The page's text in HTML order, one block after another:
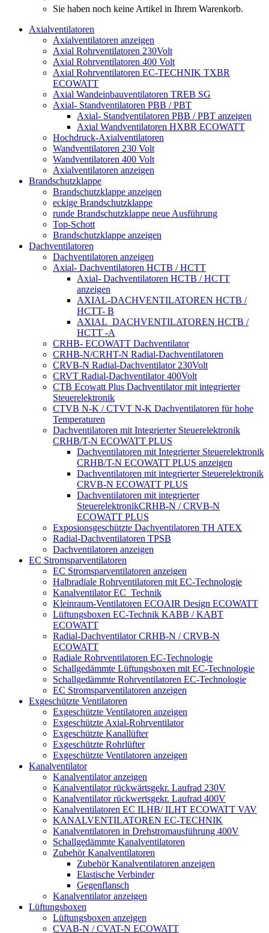
Sie haben noch keine Artikel in Ihrem Warenkorb.
Axialventilatoren
Axialventilatoren anzeigen
Axial Rohrventilatoren 230Volt
Axial Rohrventilatoren 400 Volt
Axial Rohrventilatoren EC-TECHNIK TXBR
ECOWATT
Axial Wandeinbauventilatoren TREB SG
Axial- Standventilatoren PBB / PBT
Axial- Standventilatoren PBB / PBT anzeigen
Axial Wandventilatoren HXBR ECOWATT
Hochdruck-Axialventilatoren
Wandventilatoren 230 Volt
Wandventilatoren 400 Volt
Axialventilatoren anzeigen
Brandschutzklappe
Brandschutzklappe anzeigen
eckige Brandschutzklappe
runde Brandschutzklappe neue Ausführung
Top-Schott
Brandschutzklappe anzeigen
Dachventilatoren
Dachventilatoren anzeigen
Axial- Dachventilatoren HCTB / HCTT
Axial- Dachventilatoren HCTB / HCTT
anzeigen
AXIAL-DACHVENTILATOREN HCTB /
HCTT- B
AXIAL_DACHVENTILATOREN HCTB /
HCTT -A
CRHB- ECOWATT Dachventilator
CRHB-N/CRHT-N Radial-Dachventilatoren
CRVB-N Radial-Dachventilator 230Volt
CRVT Radial-Dachventilator 400Volt
CTB Ecowatt Plus Dachventilator mit integrierter
Steuerelektronik
CTVB N-K / CTVT N-K Dachventilatoren für hohe
Temperaturen
Dachventilatoren mit Integrierter Steuerelektronik
CRHB/T-N ECOWATT PLUS
Dachventilatoren mit Integrierter Steuerelektronik
CRHB/T-N ECOWATT PLUS anzeigen
Dachventilatoren mit integrierter Steuerelektronik
CRVB-N ECOWATT PLUS
Dachventilatoren mit integrierter
SteuerelektronikCRHB-N / CRVB-N
ECOWATT PLUS
Exposionsgeschützte Dachventilatoren TH ATEX
Radial-Dachventilatoren TPSB
Dachventilatoren anzeigen
EC Stromsparventilatoren
EC Stromsparventilatoren anzeigen
Halbradiale Rohrventilatoren mit EC-Technologie
Kanalventilator EC_Technik
Kleinraum-Ventilatoren ECOAIR Design ECOWATT
Lüftungsboxen EC-Technik KABB / KABT
ECOWATT
Radial-Dachventilator CRHB-N / CRVB-N
ECOWATT
Radiale Rohrventilatoren EC-Technologie
Schallgedämmte Lüftungsboxen mit EC-Technologie
Schallgedämmte Rohrventilatoren EC-Technologie
EC Stromsparventilatoren anzeigen
Exgeschützte Ventilatoren
Exgeschützte Ventilatoren anzeigen
Exgeschützte Axial-Rohrventilator
Exgeschützte Kanallüfter
Exgeschützte Rohrlüfter
Exgeschützte Ventilatoren anzeigen
Kanalventilator
Kanalventilator anzeigen
Kanalventilator rückwärtsgekr. Laufrad 230V
Kanalventilator rückwertsgekr. Laufrad 400V
Kanalventilatoren EC ILHB/ ILHT ECOWATT VAV
KANALVENTILATOREN EC-TECHNIK
Kanalventilatoren in Drehstromausführung 400V
Schallgedämmte Kanalventilatoren
Zubehör Kanalventilatoren
Zubehör Kanalventilatoren anzeigen
Elastische Verbinder
Gegenflansch
Kanalventilator anzeigen
Lüftungsboxen
Lüftungsboxen anzeigen
CVAB-N / CVAT-N ECOWATT